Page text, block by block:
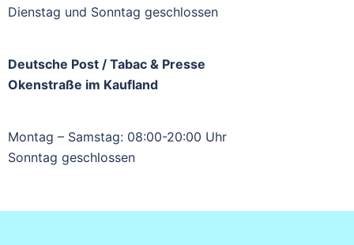
Dienstag und Sonntag geschlossen
Deutsche Post / Tabac & Presse
Okenstraße im Kaufland
Montag – Samstag: 08:00-20:00 Uhr
Sonntag geschlossen